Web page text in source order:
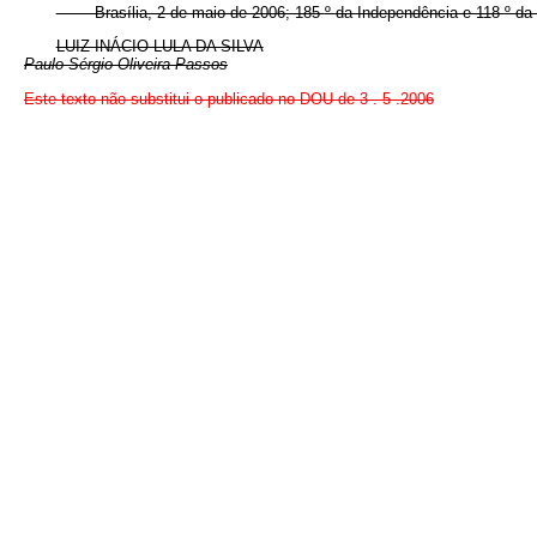
Brasília, 2 de maio de 2006; 185ºda Independência e 118ºda
LUIZ INÁCIO LULA DA SILVA
Paulo Sérgio Oliveira Passos
Este texto não substitui o publicado no DOU de 3 . 5 .2006